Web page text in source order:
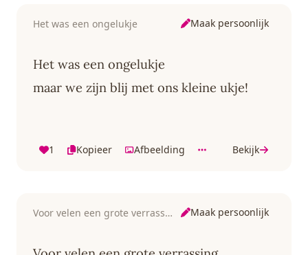
Het was een ongelukje Maak persoonlijk
Het was een ongelukje
maar we zijn blij met ons kleine ukje!
1 Kopieer Afbeelding Bekijk
Voor velen een grote verrassing Maak persoonlijk